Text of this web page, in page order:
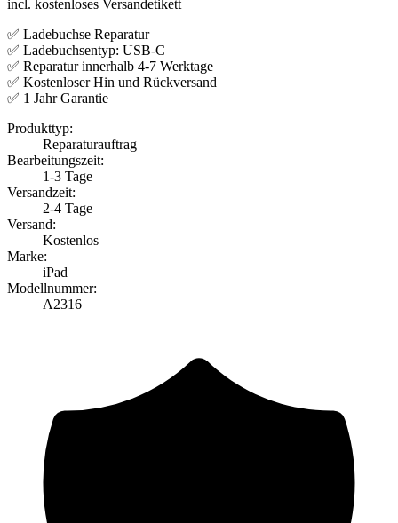
incl. kostenloses Versandetikett
✅ Ladebuchse Reparatur
✅ Ladebuchsentyp: USB-C
✅ Reparatur innerhalb 4-7 Werktage
✅ Kostenloser Hin und Rückversand
✅ 1 Jahr Garantie
Produkttyp:
Reparaturauftrag
Bearbeitungszeit:
1-3 Tage
Versandzeit:
2-4 Tage
Versand:
Kostenlos
Marke:
iPad
Modellnummer:
A2316